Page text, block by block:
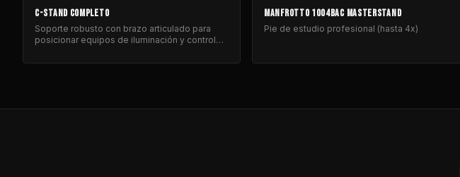
C-STAND COMPLETO
Soporte robusto con brazo articulado para
posicionar equipos de iluminación y control
MANFROTTO 1004BAC MASTERSTAND
Pie de estudio profesional (hasta 4x)